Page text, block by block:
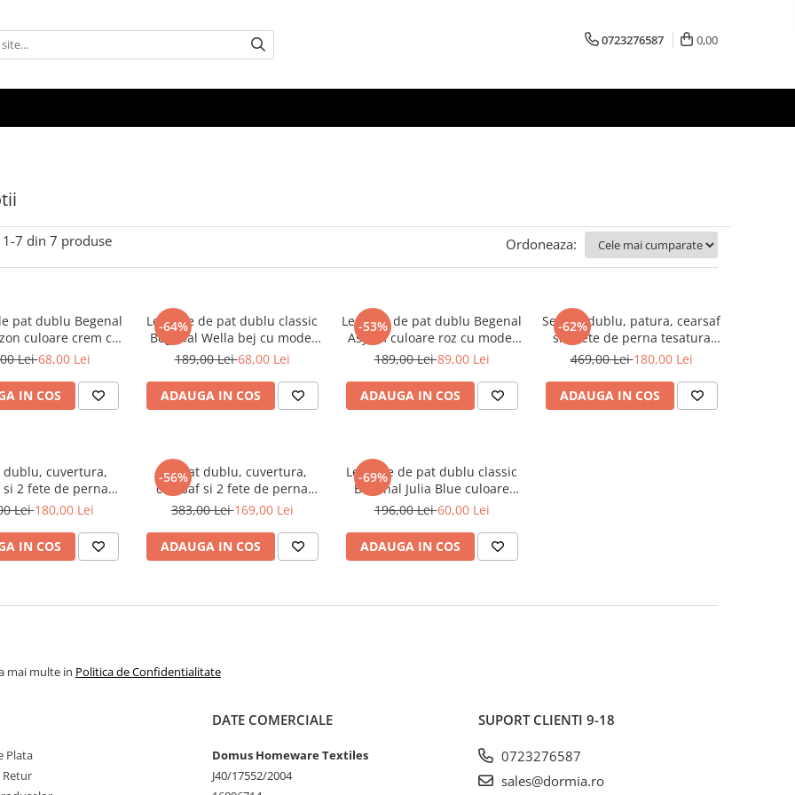
0723276587 0,00
1-7 din 7 produse Ordoneaza:
pat dublu Begenal
culoare crem cu
model
Lei68,00 Lei
IN COS
-64%
Lenjerie de pat dublu classic
Begenal Wella bej cu model
geometric
189,00 Lei68,00 Lei
ADAUGA IN COS
-53%
Lenjerie de pat dublu Begenal
Asyam culoare roz cu model
floral
189,00 Lei89,00 Lei
ADAUGA IN COS
-62%
Set pat dublu, patura, cearsaf
si 2 fete de perna tesatura
Jacquard Begenal, Valeria
469,00 Lei180,00 Lei
ADAUGA IN COS
dublu, cuvertura,
si 2 fete de perna
Ethnic Forte
Lei180,00 Lei
IN COS
-56%
Set pat dublu, cuvertura,
cearsaf si 2 fete de perna
Begenal Ethnic Asya
383,00 Lei169,00 Lei
ADAUGA IN COS
-69%
Lenjerie de pat dublu classic
Begenal Julia Blue culoare
bleo cu roz model geometric
196,00 Lei60,00 Lei
ADAUGA IN COS
mai multe in Politica de Confidentialitate
Plata
Retur
DATE COMERCIALE
Domus Homeware Textiles
J40/17552/2004
SUPORT CLIENTI 9-18
0723276587
sales@dormia.ro